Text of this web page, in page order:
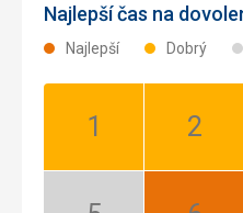
Najlepší čas na
Najlepší Dobrý
Január:
Február: